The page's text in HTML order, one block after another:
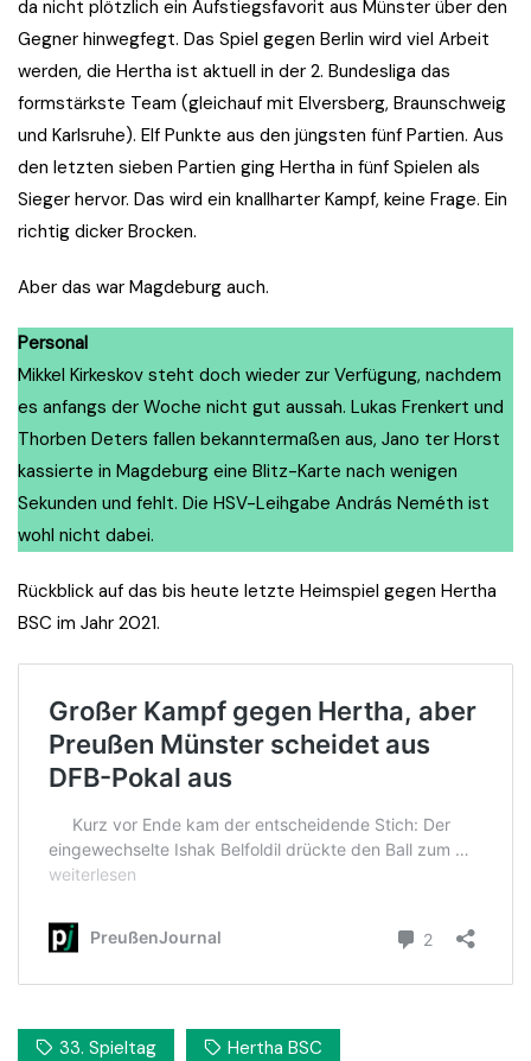
da nicht plötzlich ein Aufstiegsfavorit aus Münster über den
Gegner hinwegfegt. Das Spiel gegen Berlin wird viel Arbeit
werden, die Hertha ist aktuell in der 2. Bundesliga das
formstärkste Team (gleichauf mit Elversberg, Braunschweig
und Karlsruhe). Elf Punkte aus den jüngsten fünf Partien. Aus
den letzten sieben Partien ging Hertha in fünf Spielen als
Sieger hervor. Das wird ein knallharter Kampf, keine Frage. Ein
richtig dicker Brocken.
Aber das war Magdeburg auch.
Personal
Mikkel Kirkeskov steht doch wieder zur Verfügung, nachdem
es anfangs der Woche nicht gut aussah. Lukas Frenkert und
Thorben Deters fallen bekanntermaßen aus, Jano ter Horst
kassierte in Magdeburg eine Blitz-Karte nach wenigen
Sekunden und fehlt. Die HSV-Leihgabe András Neméth ist
wohl nicht dabei.
Rückblick auf das bis heute letzte Heimspiel gegen Hertha
BSC im Jahr 2021.
33. Spieltag Hertha BSC